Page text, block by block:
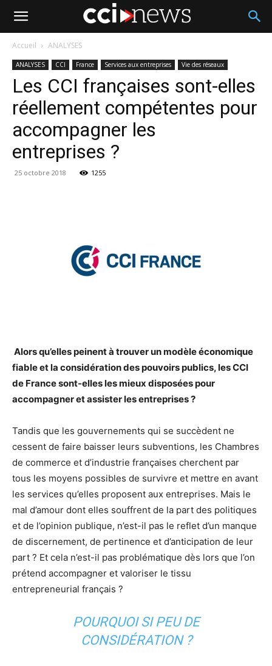
Accueil ANALYSES
ANALYSES CCI France Services aux entreprises Vie des réseaux
Les CCI françaises sont-elles
réellement compétentes pour
accompagner les
entreprises ?
25 octobre 2018 1255
Alors qu’elles peinent à trouver un modèle économique
fiable et la considération des pouvoirs publics, les CCI
de France sont-elles les mieux disposées pour
accompagner et assister les entreprises ?
Tandis que les gouvernements qui se succèdent ne
cessent de faire baisser leurs subventions, les Chambres
de commerce et d’industrie françaises cherchent par
tous les moyens possibles de survivre et mettre en avant
les services qu’elles proposent aux entreprises. Mais le
mal d’amour dont elles souffrent de la part des politiques
et de l’opinion publique, n’est-il pas le reflet d’un manque
de discernement, de pertinence et d’anticipation de leur
part ? Et cela n’est-il pas problématique dès lors que l’on
prétend accompagner et valoriser le tissu
entrepreneurial français ?
POURQUOI SI PEU DE
CONSIDÉRATION ?